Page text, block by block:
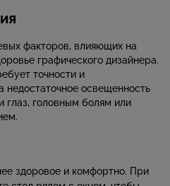
факторов, влияющих на
графического дизайнера.
точности и
недостаточное освещенность
глаз, головным болям или
здоровое и комфортно. При